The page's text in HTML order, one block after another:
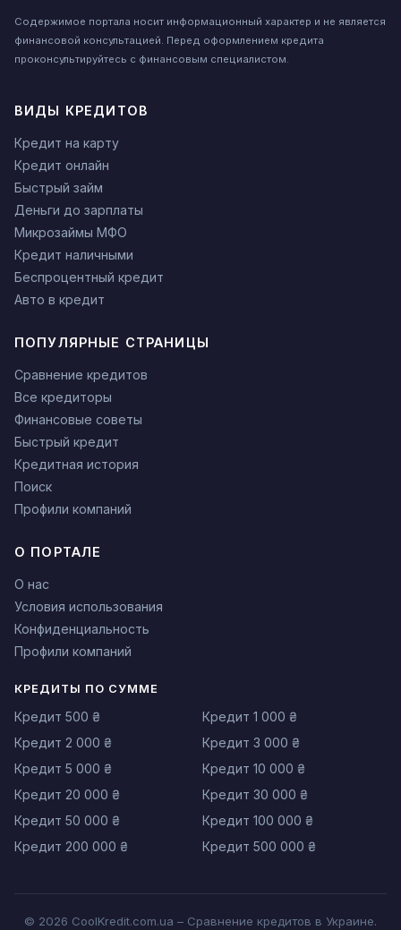
Содержимое портала носит информационный характер и не является
финансовой консультацией. Перед оформлением кредита
проконсультируйтесь с финансовым специалистом.
ВИДЫ КРЕДИТОВ
Кредит на карту
Кредит онлайн
Быстрый займ
Деньги до зарплаты
Микрозаймы МФО
Кредит наличными
Беспроцентный кредит
Авто в кредит
ПОПУЛЯРНЫЕ СТРАНИЦЫ
Сравнение кредитов
Все кредиторы
Финансовые советы
Быстрый кредит
Кредитная история
Поиск
Профили компаний
О ПОРТАЛЕ
О нас
Условия использования
Конфиденциальность
Профили компаний
КРЕДИТЫ ПО СУММЕ
Кредит 500 ₴
Кредит 1 000 ₴
Кредит 2 000 ₴
Кредит 3 000 ₴
Кредит 5 000 ₴
Кредит 10 000 ₴
Кредит 20 000 ₴
Кредит 30 000 ₴
Кредит 50 000 ₴
Кредит 100 000 ₴
Кредит 200 000 ₴
Кредит 500 000 ₴
© 2026 CoolKredit.com.ua – Сравнение кредитов в Украине.